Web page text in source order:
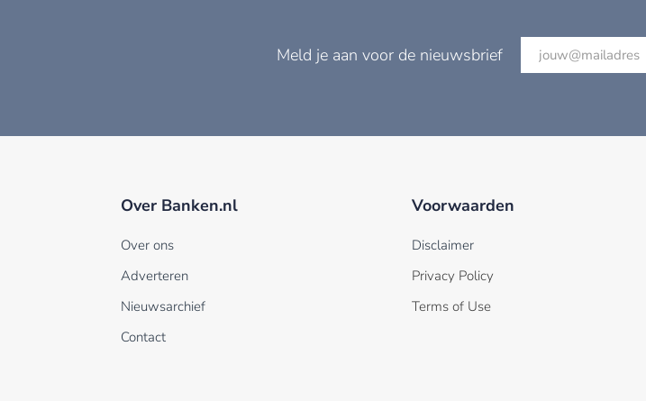
Meld je aan voor de nieuwsbrief
Over Banken.nl
Over ons
Adverteren
Nieuwsarchief
Contact
Voorwaarden
Disclaimer
Privacy Policy
Terms of Use